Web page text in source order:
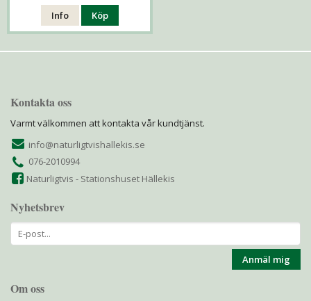
Info Köp
Kontakta oss
Varmt välkommen att kontakta vår kundtjänst.
info@naturligtvishallekis.se
076-2010994
Naturligtvis - Stationshuset Hällekis
Nyhetsbrev
Anmäl mig
Om oss